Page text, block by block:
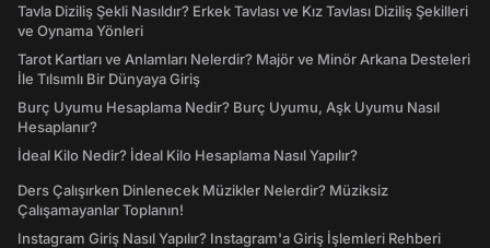
Tavla Diziliş Şekli Nasıldır? Erkek Tavlası ve Kız Tavlası Diziliş Şekilleri
ve Oynama Yönleri
Tarot Kartları ve Anlamları Nelerdir? Majör ve Minör Arkana Desteleri
İle Tılsımlı Bir Dünyaya Giriş
Burç Uyumu Hesaplama Nedir? Burç Uyumu, Aşk Uyumu Nasıl
Hesaplanır?
İdeal Kilo Nedir? İdeal Kilo Hesaplama Nasıl Yapılır?
Ders Çalışırken Dinlenecek Müzikler Nelerdir? Müziksiz
Çalışamayanlar Toplanın!
Instagram Giriş Nasıl Yapılır? Instagram'a Giriş İşlemleri Rehberi